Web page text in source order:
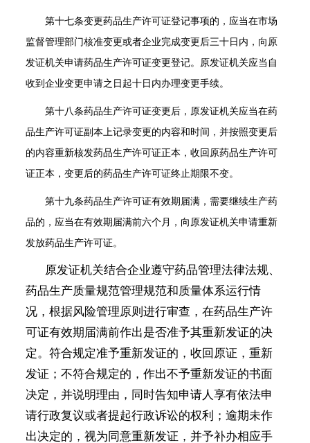
第十七条变更药品生产许可证登记事项的，应当在市场
监督管理部门核准变更或者企业完成变更后三十日内，向原
发证机关申请药品生产许可证变更登记。原发证机关应当自
收到企业变更申请之日起十日内办理变更手续。
第十八条药品生产许可证变更后，原发证机关应当在药
品生产许可证副本上记录变更的内容和时间，并按照变更后
的内容重新核发药品生产许可证正本，收回原药品生产许可
证正本，变更后的药品生产许可证终止期限不变。
第十九条药品生产许可证有效期届满，需要继续生产药
品的，应当在有效期届满前六个月，向原发证机关申请重新
发放药品生产许可证。
原发证机关结合企业遵守药品管理法律法规、
药品生产质量规范管理规范和质量体系运行情
况，根据风险管理原则进行审查，在药品生产许
可证有效期届满前作出是否准予其重新发证的决
定。符合规定准予重新发证的，收回原证，重新
发证；不符合规定的，作出不予重新发证的书面
决定，并说明理由，同时告知申请人享有依法申
请行政复议或者提起行政诉讼的权利；逾期未作
出决定的，视为同意重新发证，并予补办相应手